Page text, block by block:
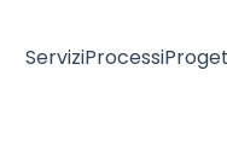
ServiziProcessi